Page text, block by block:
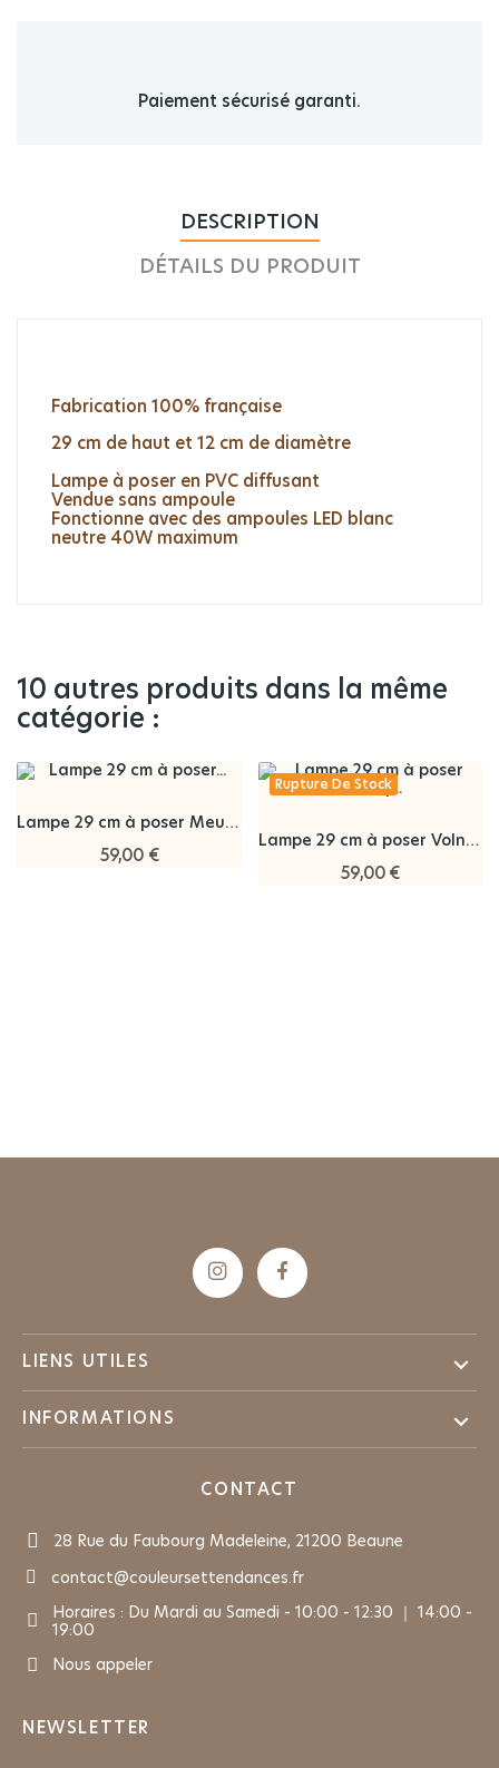
Paiement sécurisé garanti.
DESCRIPTION
DÉTAILS DU PRODUIT
Fabrication 100% française
29 cm de haut et 12 cm de diamètre
Lampe à poser en PVC diffusant
Vendue sans ampoule
Fonctionne avec des ampoules LED blanc
neutre 40W maximum
10 autres produits dans la même
catégorie :
Lampe 29 cm à poser Meursault-Goutte d'Or
59,00 €
Rupture De Stock
Lampe 29 cm à poser Volnay Pousse d'Or
59,00 €
LIENS UTILES 
INFORMATIONS 
CONTACT
28 Rue du Faubourg Madeleine, 21200 Beaune
contact@couleursettendances.fr
Horaires : Du Mardi au Samedi - 10:00 - 12:30 ｜ 14:00 -
19:00
Nous appeler
NEWSLETTER